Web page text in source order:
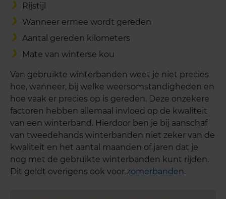
Rijstijl
Wanneer ermee wordt gereden
Aantal gereden kilometers
Mate van winterse kou
Van gebruikte winterbanden weet je niet precies
hoe, wanneer, bij welke weersomstandigheden en
hoe vaak er precies op is gereden. Deze onzekere
factoren hebben allemaal invloed op de kwaliteit
van een winterband. Hierdoor ben je bij aanschaf
van tweedehands winterbanden niet zeker van de
kwaliteit en het aantal maanden of jaren dat je
nog met de gebruikte winterbanden kunt rijden.
Dit geldt overigens ook voor zomerbanden.